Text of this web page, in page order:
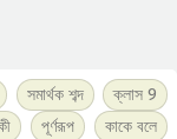
সমার্থক শব্দ
ক্লাস 9
পূর্ণরূপ
কাকে বলে